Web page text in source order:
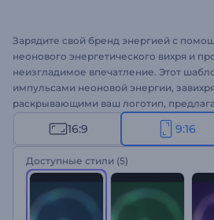
Зарядите свой бренд энергией с
неонового энергетического вихря и
неизгладимое впечатление. Этот
импульсами неоновой энергии,
раскрывающими ваш логотип,
заявить о себе в цифровом мире.
составит труда: загрузите свой
добавьте фоновую музыку из нашей
библиотеки. Идеально подходит для
лиц и всех, кто хочет создать
презентации. Создавайте прямо сейчас!
16:9 9:16
Доступные стили (5)